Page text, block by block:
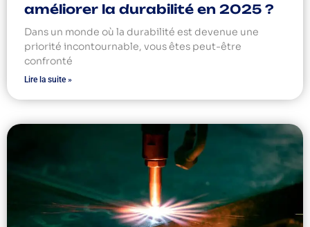
améliorer la durabilité en 2025 ?
Dans un monde où la durabilité est devenue une
priorité incontournable, vous êtes peut-être
confronté
Lire la suite »